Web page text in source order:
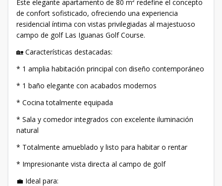
Este elegante apartamento de 80 m² redefine el concepto
de confort sofisticado, ofreciendo una experiencia
residencial íntima con vistas privilegiadas al majestuoso
campo de golf Las Iguanas Golf Course.
🏡 Características destacadas:
* 1 amplia habitación principal con diseño contemporáneo
* 1 baño elegante con acabados modernos
* Cocina totalmente equipada
* Sala y comedor integrados con excelente iluminación
natural
* Totalmente amueblado y listo para habitar o rentar
* Impresionante vista directa al campo de golf
💼 Ideal para: